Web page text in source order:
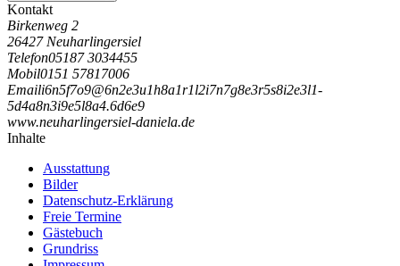
Kontakt
Birkenweg 2
26427 Neuharlingersiel
Telefon05187 3034455
Mobil0151 57817006
Emaili6n5f7o9@6n2e3u1h8a1r1l2i7n7g8e3r5s8i2e3l1-
5d4a8n3i9e5l8a4.6d6e9
www.neuharlingersiel-daniela.de
Inhalte
Ausstattung
Bilder
Datenschutz-Erklärung
Freie Termine
Gästebuch
Grundriss